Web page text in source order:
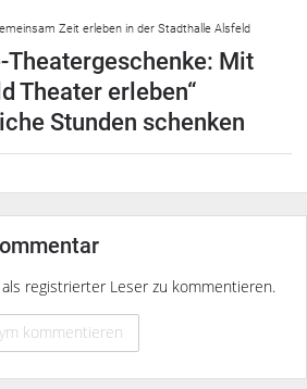
Zeit erleben in der Stadthalle Alsfeld
Theatergeschenke: Mit
Theater erleben“
Stunden schenken
registrierter Leser zu kommentieren.
kommentieren